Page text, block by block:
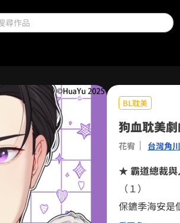
BL耽美
狗血耽美
花宥 台灣角川
★ 霸道總裁與
（１）
保鑣季海安是
0
1
2
300
0
1
0
1
2